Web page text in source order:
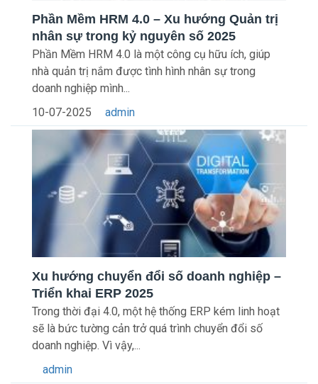
Phần Mềm HRM 4.0 – Xu hướng Quản trị
nhân sự trong kỷ nguyên số 2025
Phần Mềm HRM 4.0 là một công cụ hữu ích, giúp
nhà quản trị nắm được tình hình nhân sự trong
doanh nghiệp mình...
10-07-2025
admin
Xu hướng chuyển đổi số doanh nghiệp –
Triển khai ERP 2025
Trong thời đại 4.0, một hệ thống ERP kém linh hoạt
sẽ là bức tường cản trở quá trình chuyển đổi số
doanh nghiệp. Vì vậy,...
admin